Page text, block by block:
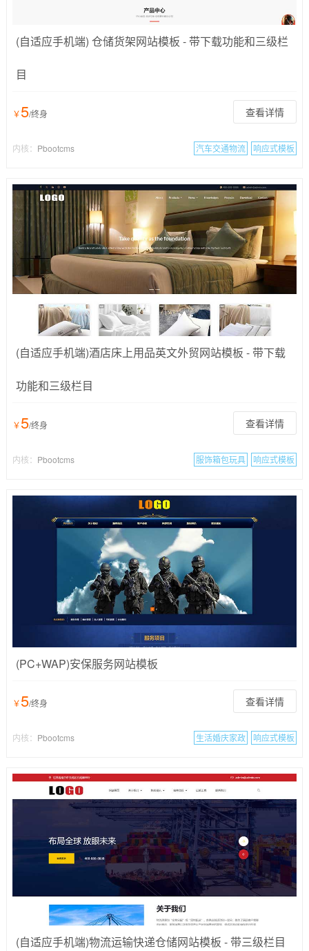
(自适应手机端) 仓储货架网站模板 - 带下载功能和三级栏
目
￥5/终身 查看详情
内核： Pbootcms 汽车交通物流 响应式模板
(自适应手机端)酒店床上用品英文外贸网站模板 - 带下载
功能和三级栏目
￥5/终身 查看详情
内核： Pbootcms 服饰箱包玩具 响应式模板
(PC+WAP)安保服务网站模板
￥5/终身 查看详情
内核： Pbootcms 生活婚庆家政 响应式模板
(自适应手机端)物流运输快递仓储网站模板 - 带三级栏目